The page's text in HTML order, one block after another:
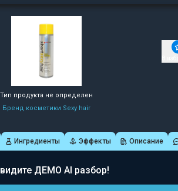
Тип продукта не определен
Бренд косметики Sexy hair
Ингредиенты Эффекты Описание
ДЕМО AI разбор!